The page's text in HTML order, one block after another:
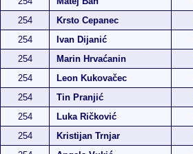
254
Krsto Cepanec
254
Ivan Dijanić
254
Marin Hrvaćanin
254
Leon Kukovačec
254
Tin Pranjić
254
Luka Ričković
254
Kristijan Trnjar